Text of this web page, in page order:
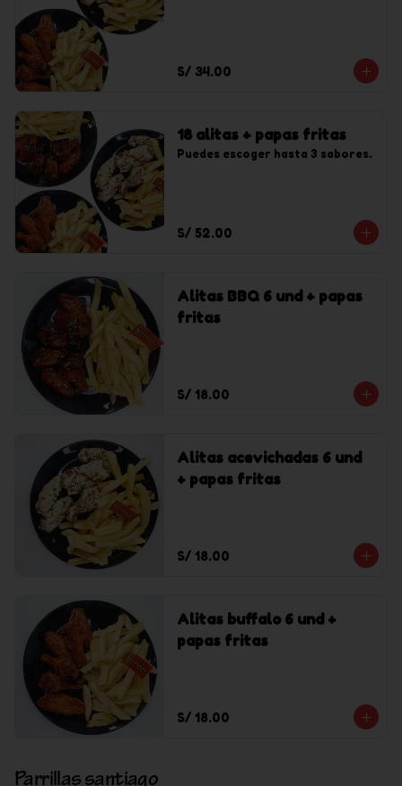
S/ 34.00
18 alitas + papas fritas
Puedes escoger hasta 3 sabores.
S/ 52.00
Alitas BBQ 6 und + papas
fritas
S/ 18.00
Alitas acevichadas 6 und
+ papas fritas
S/ 18.00
Alitas buffalo 6 und +
papas fritas
S/ 18.00
Parrillas santiago